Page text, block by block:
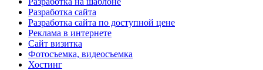
Разработка сайта
Разработка сайта по доступной цене
Реклама в интернете
Сайт визитка
Фотосъемка, видеосъемка
Хостинг